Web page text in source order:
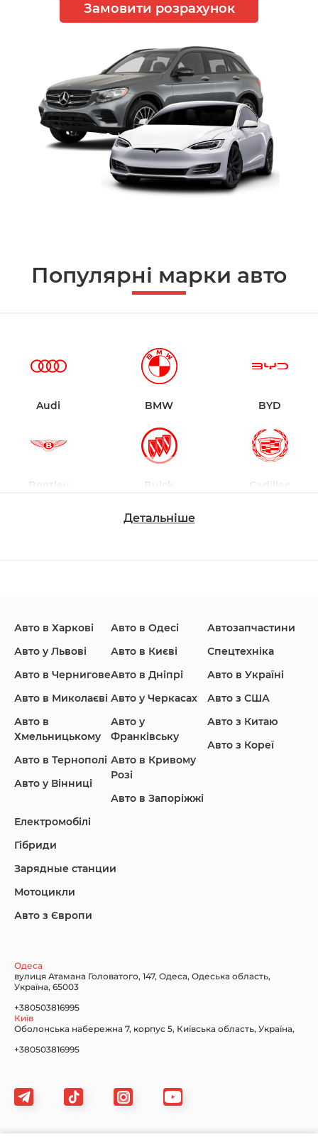
Замовити розрахунок
Популярні марки авто
Audi BMW BYD
Bentley Buick Cadillac
Honda Hyundai
Infiniti Jaguar Jeep
Land Rover
Nissan
Детальніше
Авто в Харкові
Авто у Львові
Авто в Чернигове
Авто в Миколаєві
Авто в
Хмельницькому
Авто в Тернополі
Авто у Вінниці
Авто в Одесі
Авто в Києві
Авто в Дніпрі
Авто у Черкасах
Авто у
Франківську
Авто в Кривому
Розі
Авто в Запоріжжі
Автозапчастини
Спецтехніка
Авто в Україні
Авто з США
Авто з Китаю
Авто з Кореї
Електромобілі
Гібриди
Зарядные станции
Мотоцикли
Авто з Європи
Одеса
вулиця Атамана Головатого, 147, Одеса, Одеська область,
Україна, 65003
+380503816995
Київ
Оболонська набережна 7, корпус 5, Київська область, Україна,
+380503816995